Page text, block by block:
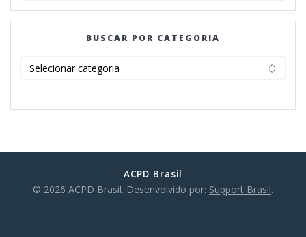
MÊS
BUSCAR POR CATEGORIA
ACPD Brasil
© 2026 ACPD Brasil. Desenvolvido por: Support Brasil.